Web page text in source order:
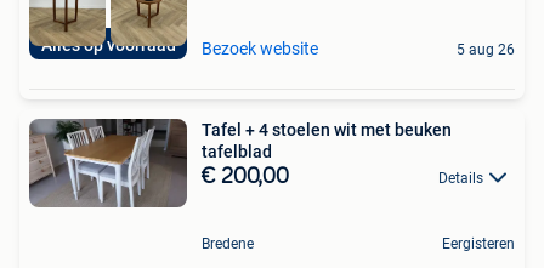
Alles op voorraad Bezoek website 5 aug 26
Tafel + 4 stoelen wit met beuken
tafelblad
€ 200,00 Details
Bredene Eergisteren